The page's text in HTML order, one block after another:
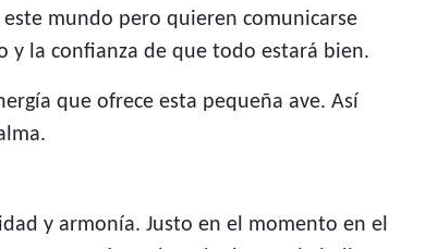
mundo pero quieren comunicarse
y la confianza de que todo estará bien.
que ofrece esta pequeña ave. Así
y armonía. Justo en el momento en el